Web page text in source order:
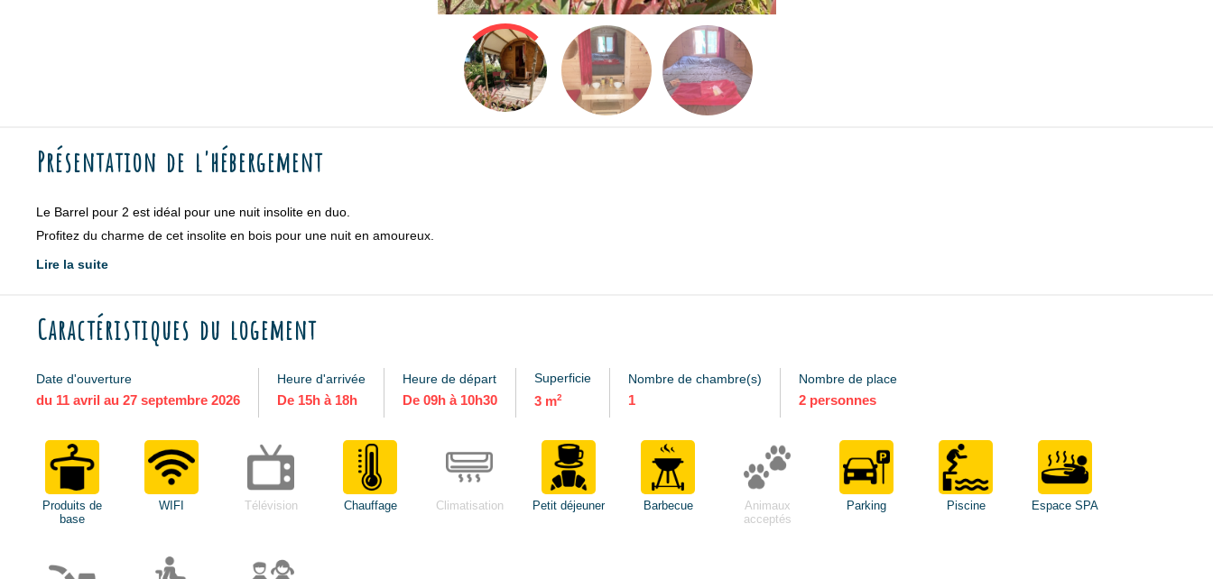
Présentation de l'hébergement
Le Barrel pour 2 est idéal pour une nuit insolite en duo.
Profitez du charme de cet insolite en bois pour une nuit en amoureux.
Lire la suite
Caractéristiques du logement
Date d'ouverture
du 11 avril au 27 septembre 2026
Heure d'arrivée
De 15h à 18h
Heure de départ
De 09h à 10h30
Superficie
3 m2
Nombre de chambre(s)
1
Nombre de place
2 personnes
Produits de
base
WIFI Télévision Chauffage Climatisation Petit déjeuner Barbecue
Animaux
acceptés
Parking Piscine Espace SPA